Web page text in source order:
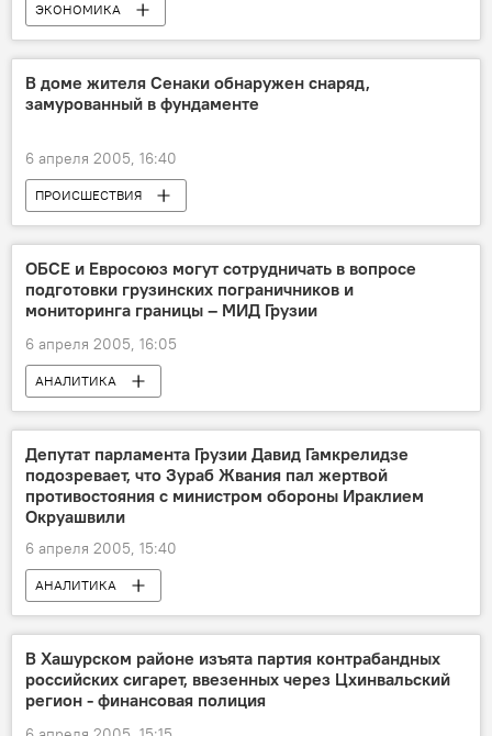
ЭКОНОМИКА
В доме жителя Сенаки обнаружен снаряд,
замурованный в фундаменте
6 апреля 2005, 16:40
ПРОИСШЕСТВИЯ
ОБСЕ и Евросоюз могут сотрудничать в вопросе
подготовки грузинских пограничников и
мониторинга границы – МИД Грузии
6 апреля 2005, 16:05
АНАЛИТИКА
Депутат парламента Грузии Давид Гамкрелидзе
подозревает, что Зураб Жвания пал жертвой
противостояния с министром обороны Ираклием
Окруашвили
6 апреля 2005, 15:40
АНАЛИТИКА
В Хашурском районе изъята партия контрабандных
российских сигарет, ввезенных через Цхинвальский
регион - финансовая полиция